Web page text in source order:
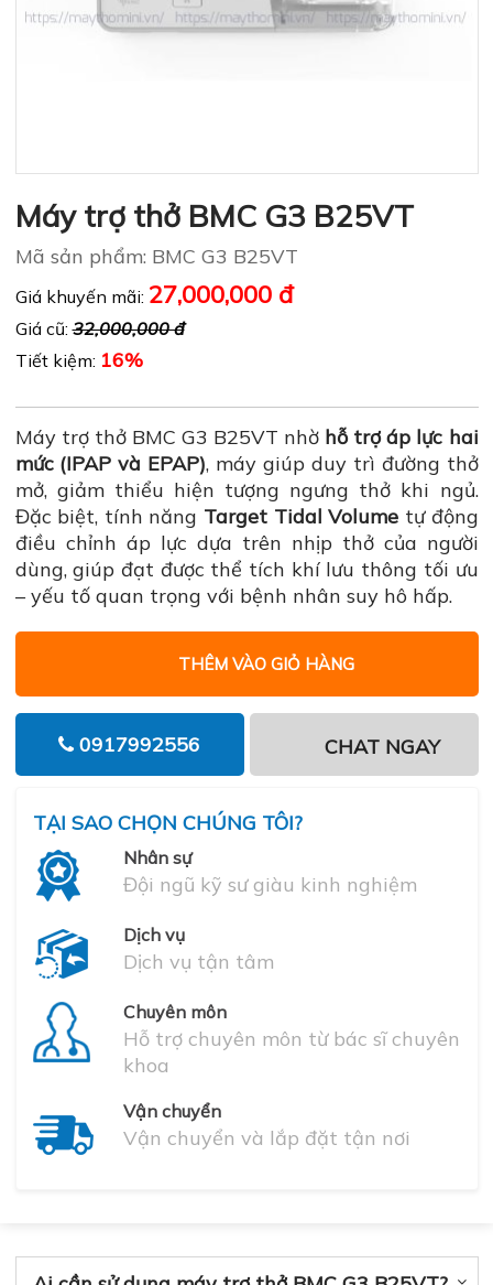
Máy trợ thở BMC G3 B25VT
Mã sản phẩm: BMC G3 B25VT
Giá khuyến mãi: 27,000,000 đ
Giá cũ:32,000,000 đ
Tiết kiệm: 16%
Máy trợ thở BMC G3 B25VT nhờ hỗ trợ áp lực hai
mức (IPAP và EPAP), máy giúp duy trì đường thở
mở, giảm thiểu hiện tượng ngưng thở khi ngủ.
Đặc biệt, tính năng Target Tidal Volume tự động
điều chỉnh áp lực dựa trên nhịp thở của người
dùng, giúp đạt được thể tích khí lưu thông tối ưu
– yếu tố quan trọng với bệnh nhân suy hô hấp.
THÊM VÀO GIỎ HÀNG
0917992556 CHAT NGAY
TẠI SAO CHỌN CHÚNG TÔI?
Nhân sự
Đội ngũ kỹ sư giàu kinh nghiệm
Dịch vụ
Dịch vụ tận tâm
Chuyên môn
Hỗ trợ chuyên môn từ bác sĩ chuyên
khoa
Vận chuyển
Vận chuyển và lắp đặt tận nơi